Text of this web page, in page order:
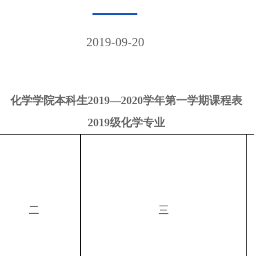
2019-09-20
化学学院本科生2019—2020学年第一学期课程表
2019级化学专业
二 三